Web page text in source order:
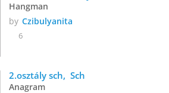
Hangman
by Czibulyanita
6
2.osztály sch,  Sch
Anagram